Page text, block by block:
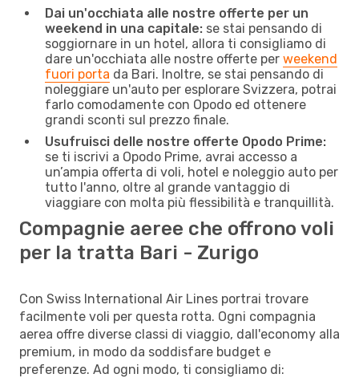
Dai un'occhiata alle nostre offerte per un
weekend in una capitale: se stai pensando di
soggiornare in un hotel, allora ti consigliamo di
dare un'occhiata alle nostre offerte per weekend
fuori porta da Bari. Inoltre, se stai pensando di
noleggiare un'auto per esplorare Svizzera, potrai
farlo comodamente con Opodo ed ottenere
grandi sconti sul prezzo finale.
Usufruisci delle nostre offerte Opodo Prime:
se ti iscrivi a Opodo Prime, avrai accesso a
un’ampia offerta di voli, hotel e noleggio auto per
tutto l'anno, oltre al grande vantaggio di
viaggiare con molta più flessibilità e tranquillità.
Compagnie aeree che offrono voli
per la tratta Bari - Zurigo
Con Swiss International Air Lines portrai trovare
facilmente voli per questa rotta. Ogni compagnia
aerea offre diverse classi di viaggio, dall'economy alla
premium, in modo da soddisfare budget e
preferenze. Ad ogni modo, ti consigliamo di: